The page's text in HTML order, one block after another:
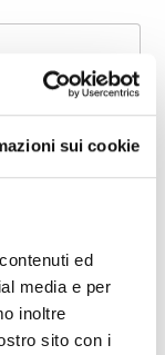
sui cookie
ed
media e per
inoltre
sito con i